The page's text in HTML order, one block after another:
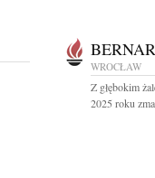
WROCŁAW
Z głębokim
2025 roku